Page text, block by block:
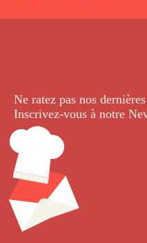
Ne ratez pas nos dernières
Inscrivez-vous à notre